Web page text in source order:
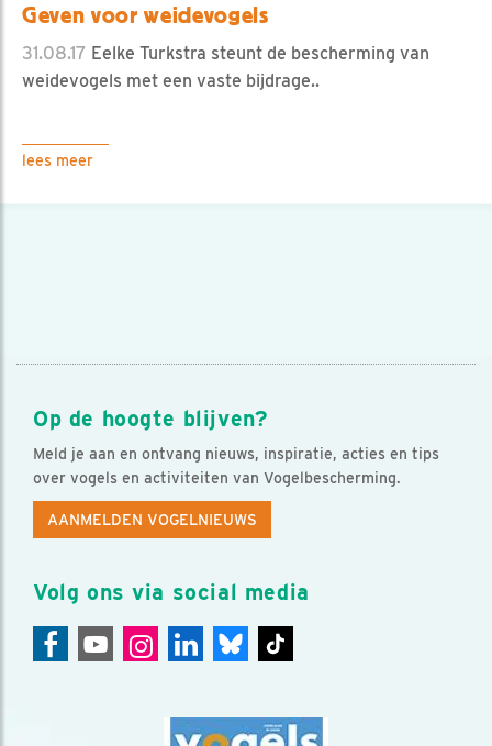
Geven voor weidevogels
31.08.17 Eelke Turkstra steunt de bescherming van
weidevogels met een vaste bijdrage..
lees meer
Op de hoogte blijven?
Meld je aan en ontvang nieuws, inspiratie, acties en tips
over vogels en activiteiten van Vogelbescherming.
AANMELDEN VOGELNIEUWS
Volg ons via social media